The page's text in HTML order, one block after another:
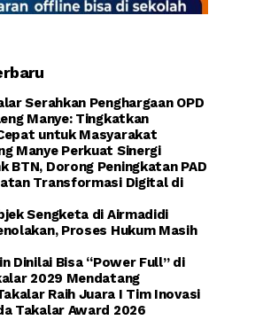
Serahkan Penghargaan OPD
Manye: Tingkatkan
untuk Masyarakat
Manye Perkuat Sinergi
BTN, Dorong Peningkatan PAD
Transformasi Digital di
Sengketa di Airmadidi
Proses Hukum Masih
Dinilai Bisa “Power Full” di
2029 Mendatang
Raih Juara I Tim Inovasi
Takalar Award 2026